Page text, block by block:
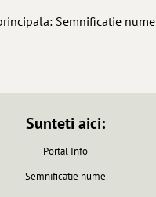
Semnificatie nume
Sunteti aici:
Portal Info
Semnificatie nume